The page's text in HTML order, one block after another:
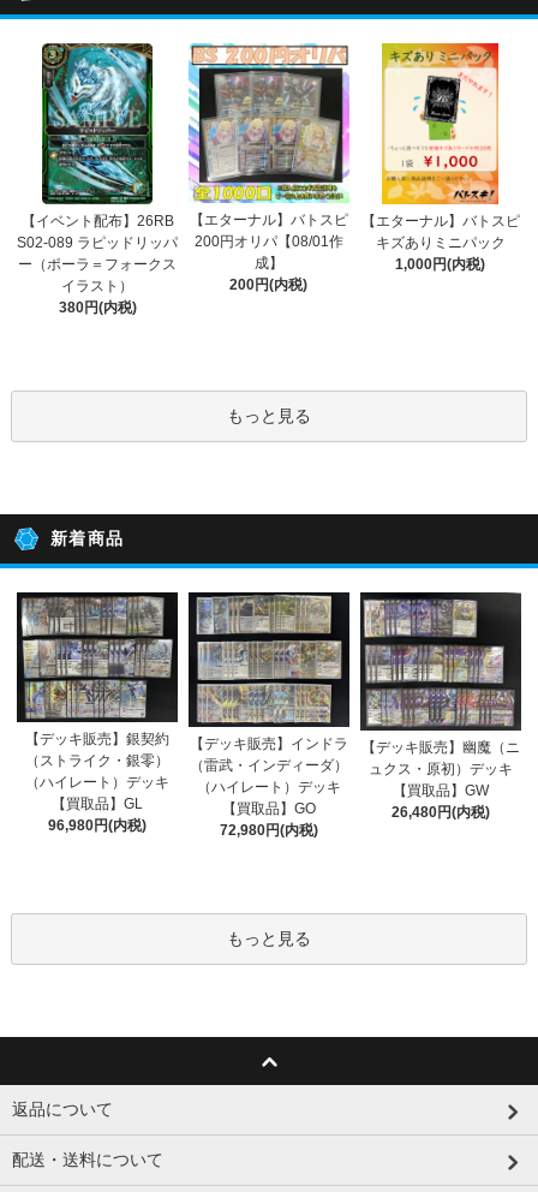
【イベント配布】26RB
S02-089 ラピッドリッパ
ー（ポーラ＝フォークス
イラスト）
380円(内税)
【エターナル】バトスピ
200円オリパ【08/01作
成】
200円(内税)
【エターナル】バトスピ
キズありミニパック
1,000円(内税)
もっと見る
新着商品
【デッキ販売】銀契約
（ストライク・銀零）
（ハイレート）デッキ
【買取品】GL
96,980円(内税)
【デッキ販売】インドラ
（雷武・インディーダ）
（ハイレート）デッキ
【買取品】GO
72,980円(内税)
【デッキ販売】幽魔（ニ
ュクス・原初）デッキ
【買取品】GW
26,480円(内税)
もっと見る
返品について
配送・送料について